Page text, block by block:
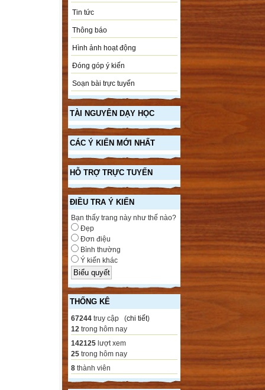
Tin tức
Thông báo
Hình ảnh hoạt động
Đóng góp ý kiến
Soạn bài trực tuyến
TÀI NGUYÊN DẠY HỌC
CÁC Ý KIẾN MỚI NHẤT
HỖ TRỢ TRỰC TUYẾN
ĐIỀU TRA Ý KIẾN
Bạn thấy trang này như thế nào?
Đẹp
Đơn điệu
Bình thường
Ý kiến khác
THỐNG KÊ
67244 truy cập (chi tiết)
12 trong hôm nay
142125 lượt xem
25 trong hôm nay
8 thành viên